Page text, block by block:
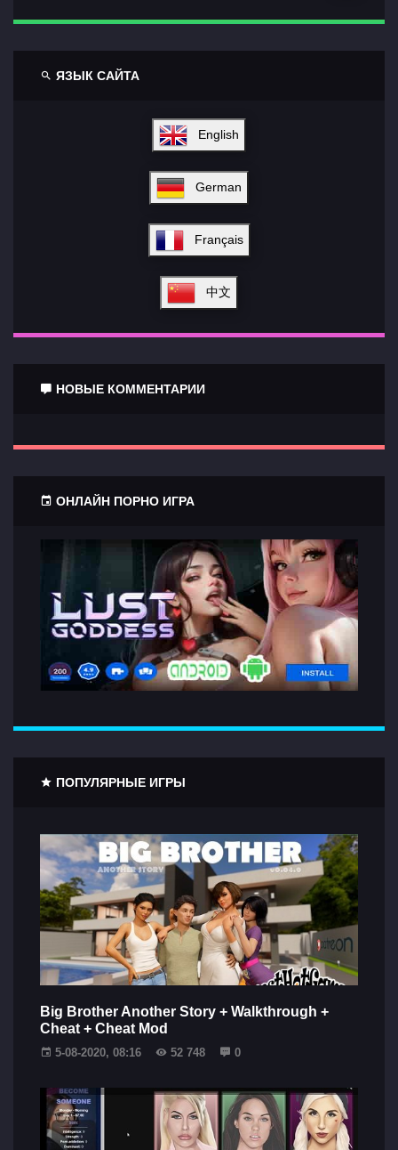
ЯЗЫК САЙТА
English
German
Français
中文
НОВЫЕ КОММЕНТАРИИ
ОНЛАЙН ПОРНО ИГРА
ПОПУЛЯРНЫЕ ИГРЫ
Big Brother Another Story + Walkthrough +
Cheat + Cheat Mod
5-08-2020, 08:16 52 748 0